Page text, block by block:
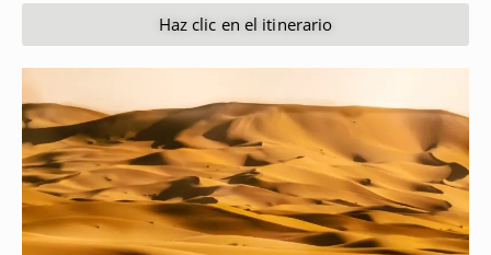
Haz clic en el itinerario